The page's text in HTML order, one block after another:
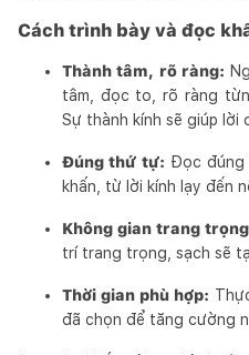
Cách trình bày và đọc
Thành tâm, rõ ràng:
tâm, đọc to, rõ ràng
Sự thành kính sẽ giúp lời
Đúng thứ tự: Đọc đúng
khấn, từ lời kính lạy đến
Không gian trang
trí trang trọng, sạch sẽ
Thời gian phù hợp:
đã chọn để tăng cường